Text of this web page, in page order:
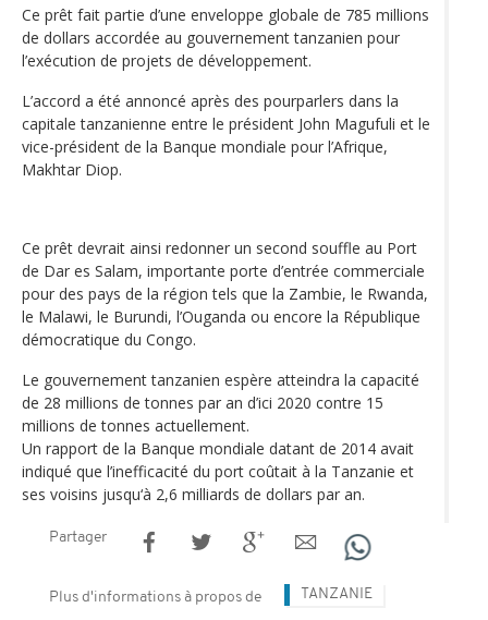
Ce prêt fait partie d’une enveloppe globale de 785 millions
de dollars accordée au gouvernement tanzanien pour
l’exécution de projets de développement.
L’accord a été annoncé après des pourparlers dans la
capitale tanzanienne entre le président John Magufuli et le
vice-président de la Banque mondiale pour l’Afrique,
Makhtar Diop.
Ce prêt devrait ainsi redonner un second souffle au Port
de Dar es Salam, importante porte d’entrée commerciale
pour des pays de la région tels que la Zambie, le Rwanda,
le Malawi, le Burundi, l’Ouganda ou encore la République
démocratique du Congo.
Le gouvernement tanzanien espère atteindra la capacité
de 28 millions de tonnes par an d’ici 2020 contre 15
millions de tonnes actuellement.
Un rapport de la Banque mondiale datant de 2014 avait
indiqué que l’inefficacité du port coûtait à la Tanzanie et
ses voisins jusqu‘à 2,6 milliards de dollars par an.
Partager
Plus d'informations à propos de TANZANIE